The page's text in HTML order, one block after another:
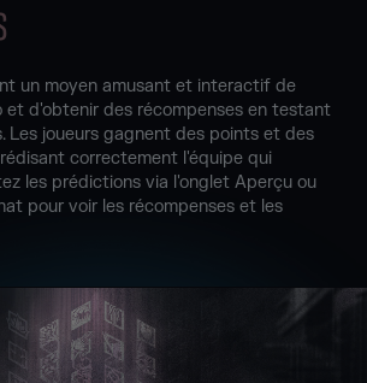
un moyen amusant et interactif de
et d'obtenir des récompenses en testant
Les joueurs gagnent des points et des
correctement l'équipe qui
les prédictions via l'onglet Aperçu ou
pour voir les récompenses et les